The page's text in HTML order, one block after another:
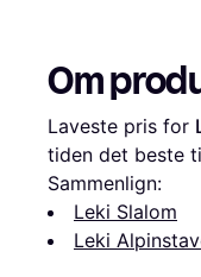
Om
Laveste pris for
tiden det beste
Sammenlign:
Leki Slalom
Leki